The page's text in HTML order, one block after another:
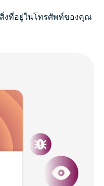
งที่อยู่ในโทรศัพท์ของคุณ